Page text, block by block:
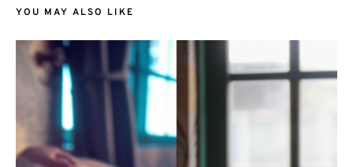
YOU MAY ALSO LIKE